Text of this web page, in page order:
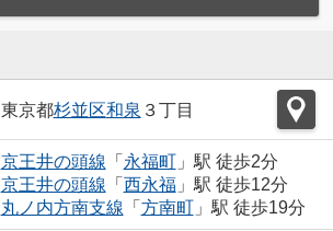
東京都杉並区和泉 ３丁目
京王井の頭線 「 永福町」駅 徒歩2分
京王井の頭線 「 西永福」駅 徒歩12分
丸ノ内方南支線 「 方南町」駅 徒歩19分